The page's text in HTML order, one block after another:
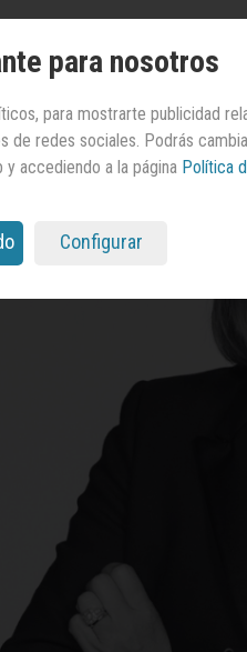
para nosotros
para mostrarte publicidad
de redes sociales. Podrás
accediendo a la página Política
Configurar